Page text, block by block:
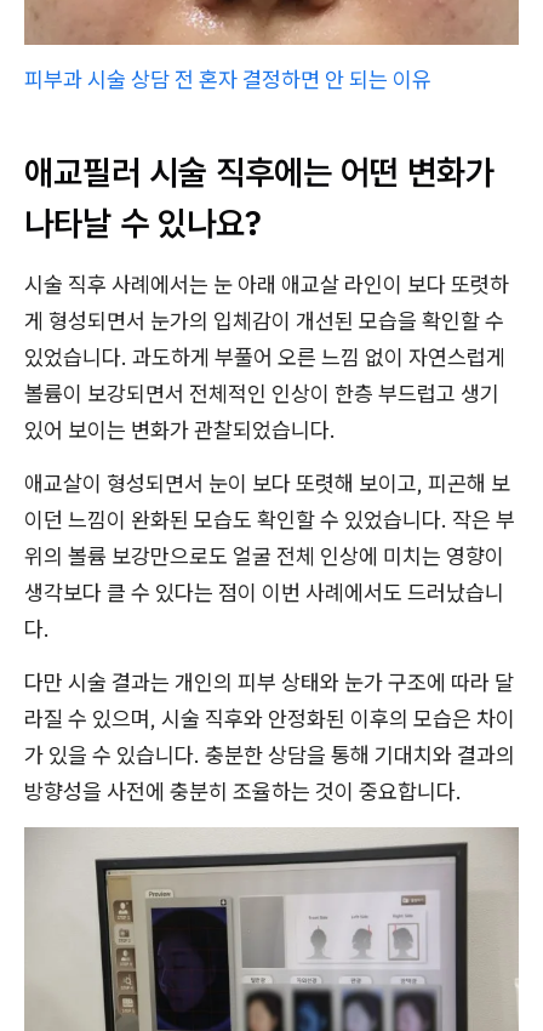
피부과 시술 상담 전 혼자 결정하면 안 되는 이유
애교필러 시술 직후에는 어떤 변화가
나타날 수 있나요?
시술 직후 사례에서는 눈 아래 애교살 라인이 보다 또렷하
게 형성되면서 눈가의 입체감이 개선된 모습을 확인할 수
있었습니다. 과도하게 부풀어 오른 느낌 없이 자연스럽게
볼륨이 보강되면서 전체적인 인상이 한층 부드럽고 생기
있어 보이는 변화가 관찰되었습니다.
애교살이 형성되면서 눈이 보다 또렷해 보이고, 피곤해 보
이던 느낌이 완화된 모습도 확인할 수 있었습니다. 작은 부
위의 볼륨 보강만으로도 얼굴 전체 인상에 미치는 영향이
생각보다 클 수 있다는 점이 이번 사례에서도 드러났습니
다.
다만 시술 결과는 개인의 피부 상태와 눈가 구조에 따라 달
라질 수 있으며, 시술 직후와 안정화된 이후의 모습은 차이
가 있을 수 있습니다. 충분한 상담을 통해 기대치와 결과의
방향성을 사전에 충분히 조율하는 것이 중요합니다.